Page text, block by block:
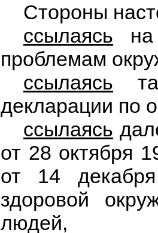
Стороны
ссылаясь
проблемам
ссылаясь
декларации по
ссылаясь
от 28 октября
от 14
здоровой
людей,